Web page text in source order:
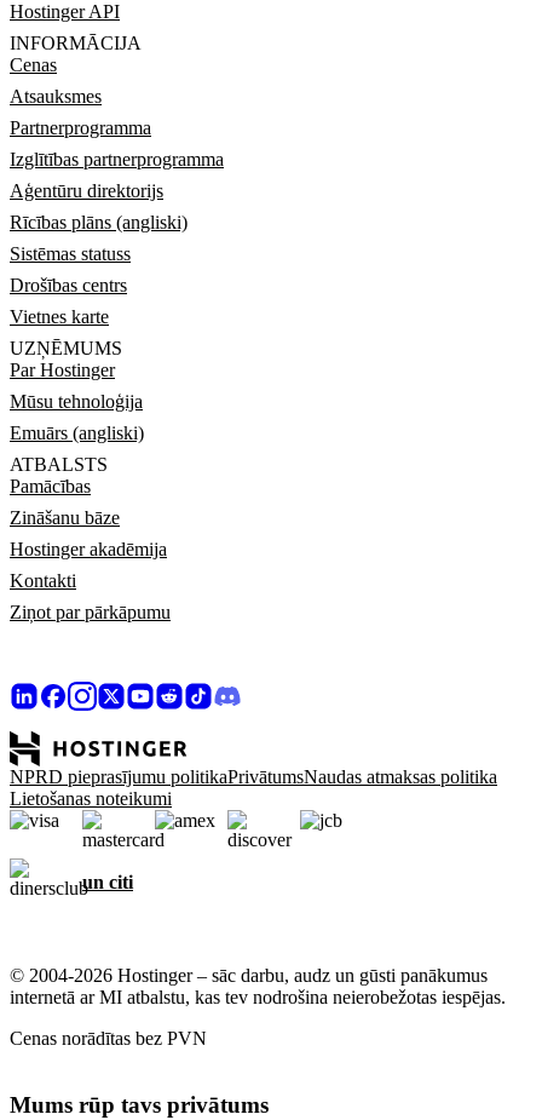
Hostinger API
INFORMĀCIJA
Cenas
Atsauksmes
Partnerprogramma
Izglītības partnerprogramma
Aģentūru direktorijs
Rīcības plāns (angliski)
Sistēmas statuss
Drošības centrs
Vietnes karte
UZŅĒMUMS
Par Hostinger
Mūsu tehnoloģija
Emuārs (angliski)
ATBALSTS
Pamācības
Zināšanu bāze
Hostinger akadēmija
Kontakti
Ziņot par pārkāpumu
NPRD pieprasījumu politikaPrivātumsNaudas atmaksas politika
Lietošanas noteikumi
un citi
© 2004-2026 Hostinger – sāc darbu, audz un gūsti panākumus
internetā ar MI atbalstu, kas tev nodrošina neierobežotas iespējas.
Cenas norādītas bez PVN
Mums rūp tavs privātums